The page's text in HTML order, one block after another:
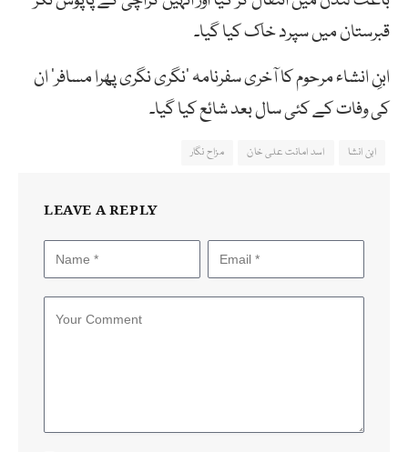
قبرستان میں سپرد خاک کیا گیا۔
ابنِ انشاء مرحوم کا آخری سفرنامہ ’نگری نگری پھرا مسافر‘ ان
کی وفات کے کئی سال بعد شائع کیا گیا۔
ابن انشا اسد امانت علی خان مزاح نگار
LEAVE A REPLY